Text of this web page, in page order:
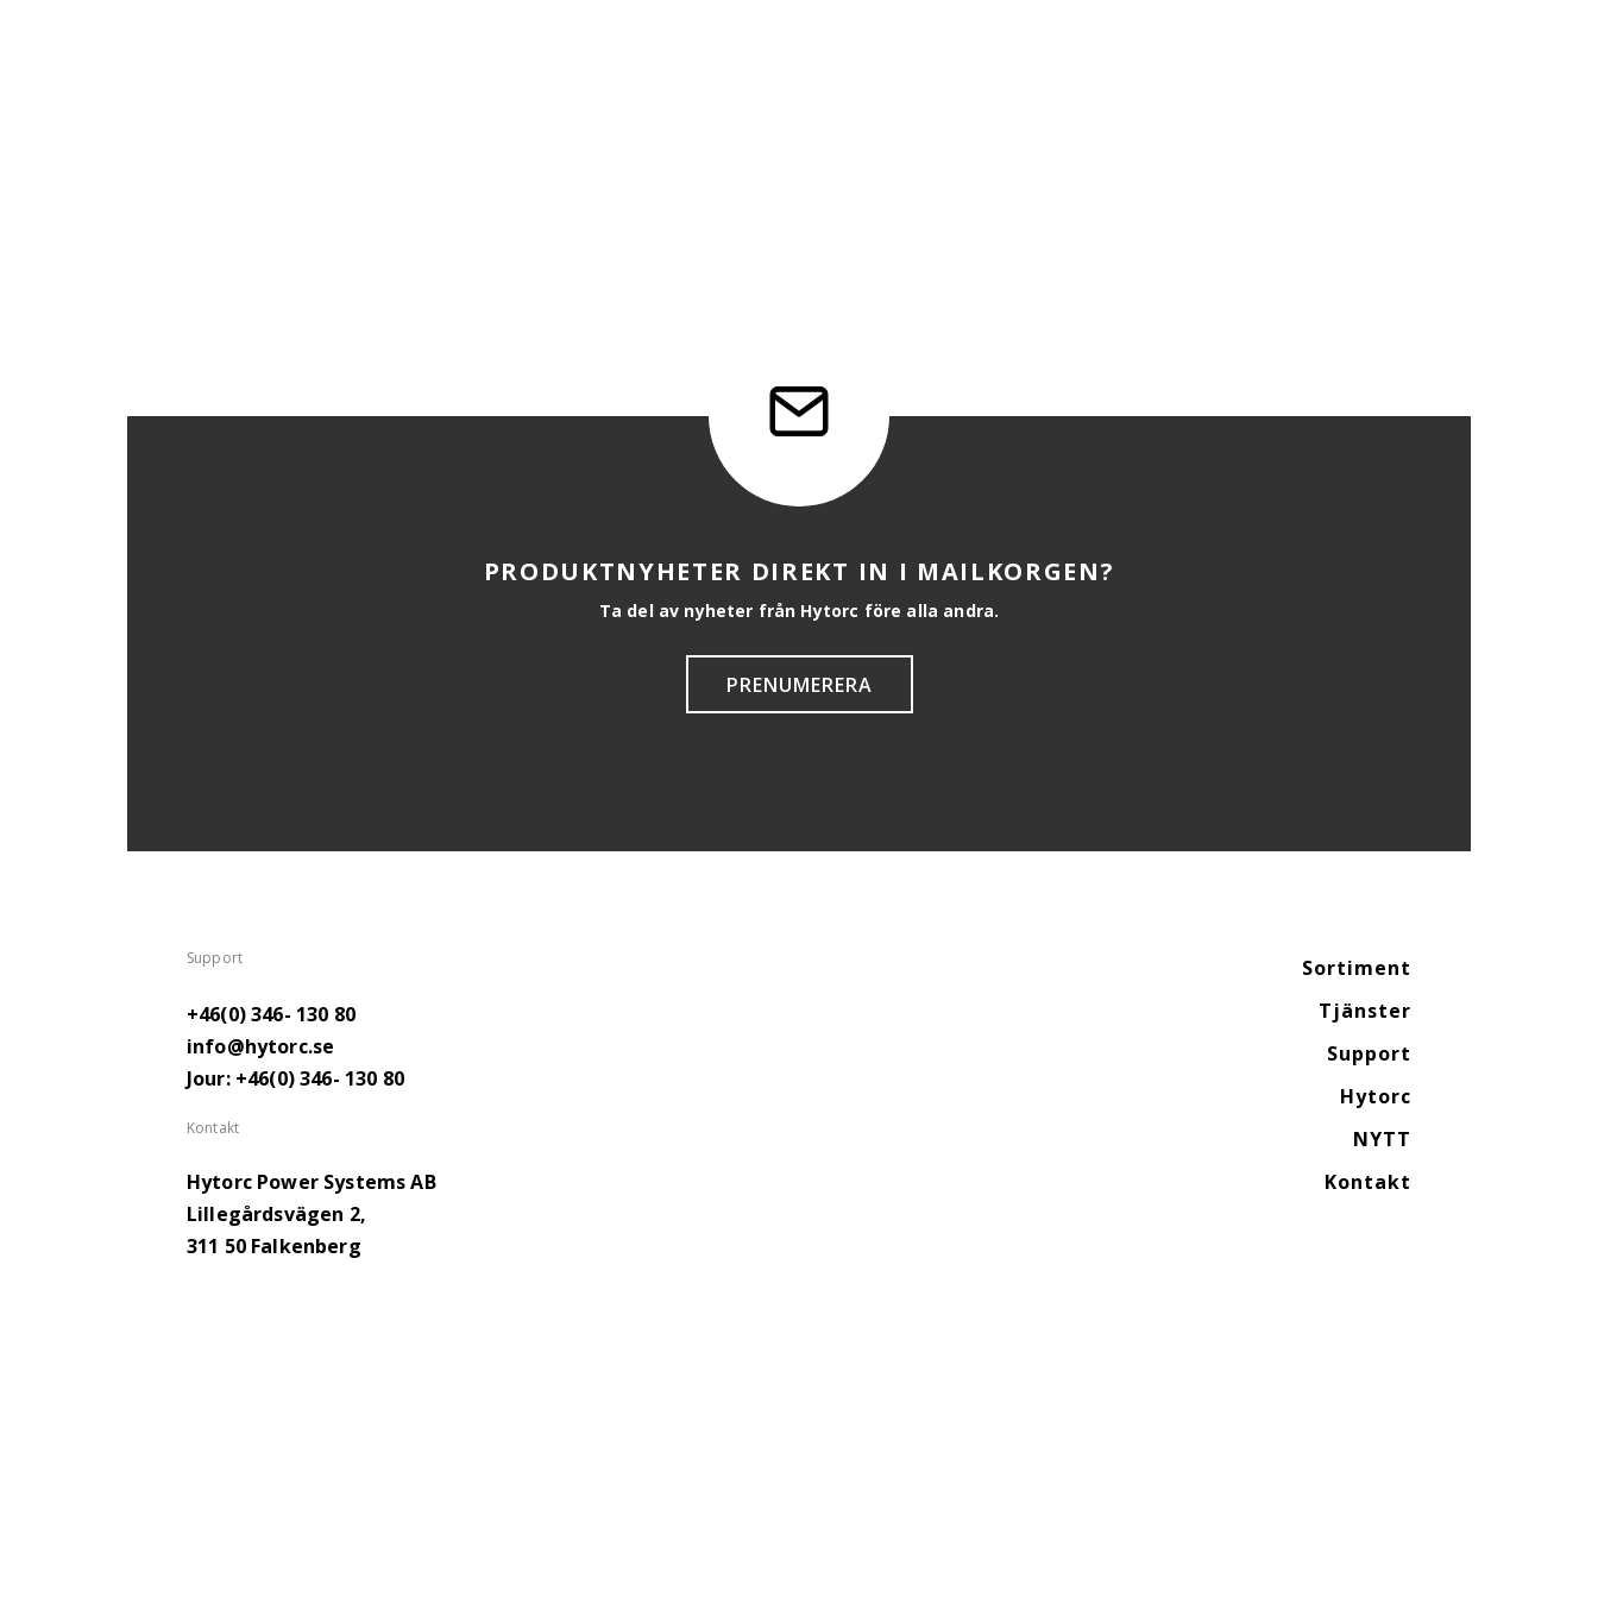
PRODUKTNYHETER DIREKT IN I MAILKORGEN?
Ta del av nyheter från Hytorc före alla andra.
PRENUMERERA
Support
+46(0) 346- 130 80
info@hytorc.se
Jour: +46(0) 346- 130 80
Kontakt
Hytorc Power Systems AB
Lillegårdsvägen 2,
311 50 Falkenberg
Sortiment
Tjänster
Support
Hytorc
NYTT
Kontakt